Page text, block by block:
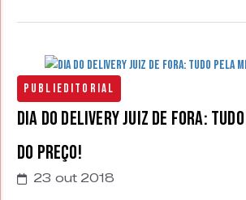
Publieditorial
Dia do Delivery Juiz de Fora:
do preço!
23 out 2018